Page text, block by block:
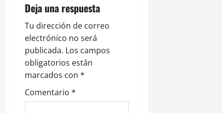
ó
n
d
e
e
Deja una respuesta
Tu dirección de correo
electrónico no será
publicada. Los campos
obligatorios están
marcados con *
Comentario *